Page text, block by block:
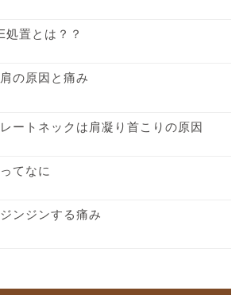
処置とは？？
の原因と痛み
ートネックは肩凝り首こりの原因
てなに
ンジンする痛み